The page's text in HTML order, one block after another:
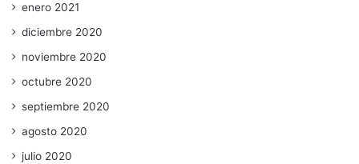
enero 2021
diciembre 2020
noviembre 2020
octubre 2020
septiembre 2020
agosto 2020
julio 2020